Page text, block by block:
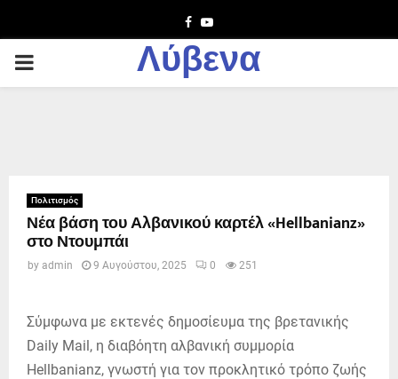
Facebook
Youtube
PRIMARY
Λύβενα
Πολιτισμός
Νέα βάση του Αλβανικού καρτέλ «Hellbanianz»
στο Ντουμπάι
by admin 9 Αυγούστου, 2025 0 251
Σύμφωνα με εκτενές δημοσίευμα της βρετανικής
Daily Mail, η διαβόητη αλβανική συμμορία
Hellbanianz, γνωστή για τον προκλητικό τρόπο ζωής